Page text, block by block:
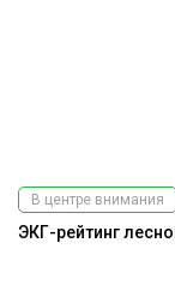
В центре внимания
ЭКГ-рейтинг